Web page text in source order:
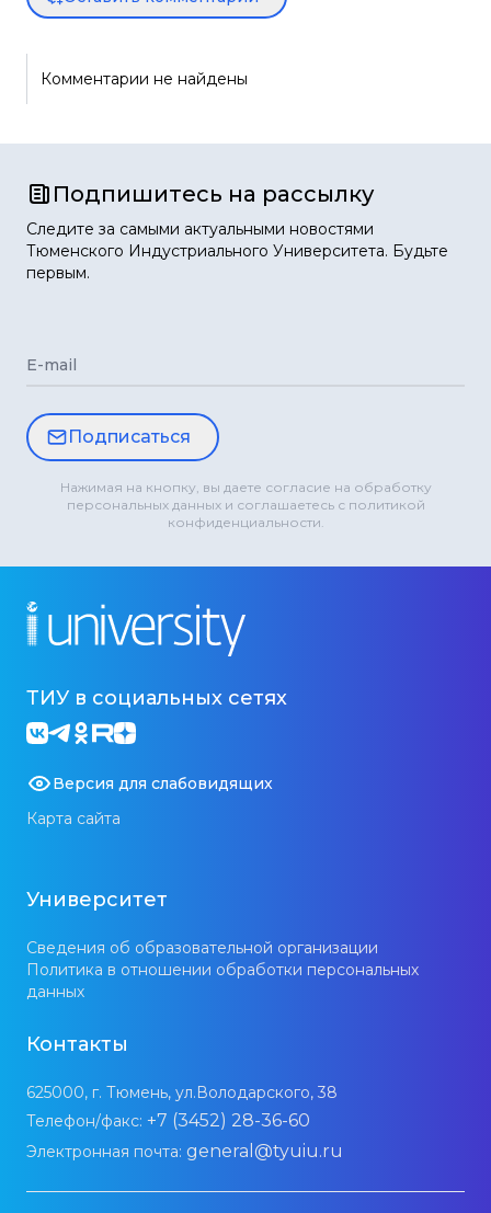
Комментарии не найдены
Подпишитесь на рассылку
Следите за самыми актуальными новостями
Тюменского Индустриального Университета. Будьте
первым.
E-mail
Подписаться
Нажимая на кнопку, вы даете согласие на обработку
персональных данных и соглашаетесь с политикой
конфиденциальности.
ТИУ в социальных сетях
Версия для слабовидящих
Карта сайта
Университет
Сведения об образовательной организации
Политика в отношении обработки персональных
данных
Контакты
625000, г. Тюмень, ул.Володарского, 38
Телефон/факс: +7 (3452) 28-36-60
Электронная почта: general@tyuiu.ru